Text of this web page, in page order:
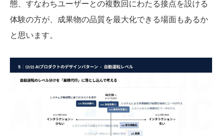
態、すなわちユーザーとの複数回にわたる接点を設ける
体験の方が、成果物の品質を最大化できる場面もあるか
と思います。